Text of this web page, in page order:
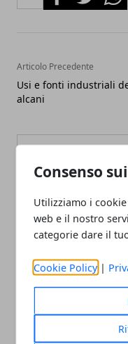
Consenso
Utilizziamo i
web e il nostro
categorie dare il
Cookie Policy |
Articolo Precedente
Usi e fonti industriali
alcani